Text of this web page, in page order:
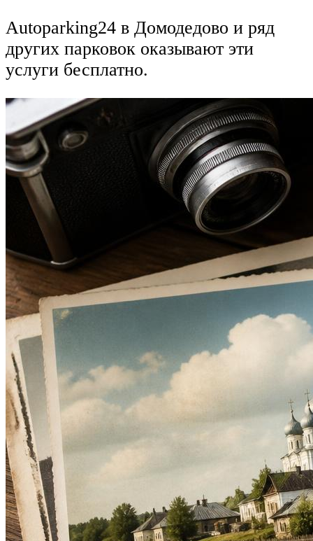
Autoparking24 в Домодедово и ряд
других парковок оказывают эти
услуги бесплатно.